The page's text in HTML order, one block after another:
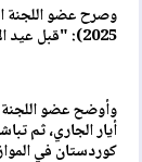
2025): "قبل عيد الأضحى، ستوزع رواتب موظفي إقليم كوردستان لشهر أيار".
أيار الجاري، ثم
كوردستان في